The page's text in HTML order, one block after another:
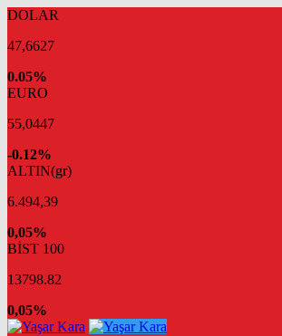
DOLAR
47,6627
0.05%
EURO
55,0447
-0.12%
ALTIN(gr)
6.494,39
0,05%
BİST 100
13798.82
0,05%